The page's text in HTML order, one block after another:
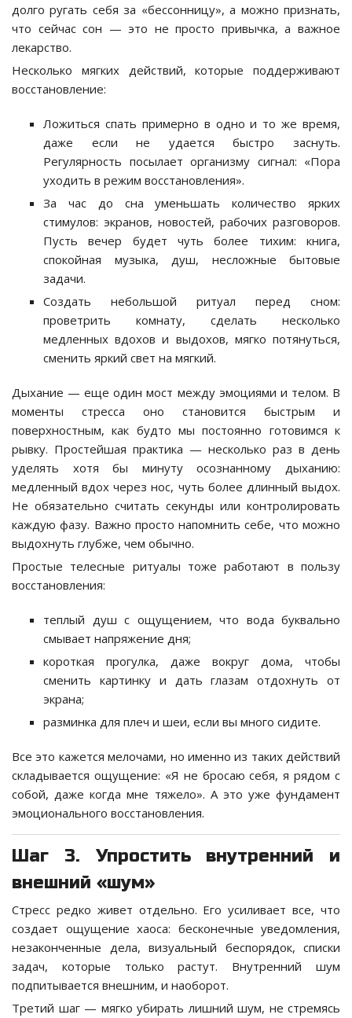
долго ругать себя за «бессонницу», а можно признать,
что сейчас сон — это не просто привычка, а важное
лекарство.
Несколько мягких действий, которые поддерживают
восстановление:
Ложиться спать примерно в одно и то же время,
даже если не удается быстро заснуть.
Регулярность посылает организму сигнал: «Пора
уходить в режим восстановления».
За час до сна уменьшать количество ярких
стимулов: экранов, новостей, рабочих разговоров.
Пусть вечер будет чуть более тихим: книга,
спокойная музыка, душ, несложные бытовые
задачи.
Создать небольшой ритуал перед сном:
проветрить комнату, сделать несколько
медленных вдохов и выдохов, мягко потянуться,
сменить яркий свет на мягкий.
Дыхание — еще один мост между эмоциями и телом. В
моменты стресса оно становится быстрым и
поверхностным, как будто мы постоянно готовимся к
рывку. Простейшая практика — несколько раз в день
уделять хотя бы минуту осознанному дыханию:
медленный вдох через нос, чуть более длинный выдох.
Не обязательно считать секунды или контролировать
каждую фазу. Важно просто напомнить себе, что можно
выдохнуть глубже, чем обычно.
Простые телесные ритуалы тоже работают в пользу
восстановления:
теплый душ с ощущением, что вода буквально
смывает напряжение дня;
короткая прогулка, даже вокруг дома, чтобы
сменить картинку и дать глазам отдохнуть от
экрана;
разминка для плеч и шеи, если вы много сидите.
Все это кажется мелочами, но именно из таких действий
складывается ощущение: «Я не бросаю себя, я рядом с
собой, даже когда мне тяжело». А это уже фундамент
эмоционального восстановления.
Шаг 3. Упростить внутренний и
внешний «шум»
Стресс редко живет отдельно. Его усиливает все, что
создает ощущение хаоса: бесконечные уведомления,
незаконченные дела, визуальный беспорядок, списки
задач, которые только растут. Внутренний шум
подпитывается внешним, и наоборот.
Третий шаг — мягко убирать лишний шум, не стремясь